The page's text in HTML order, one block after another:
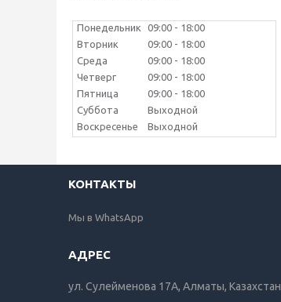
Понедельник 09:00
18:00
Вторник
09:00
18:00
Среда
09:00
18:00
Четверг
09:00
18:00
Пятница
09:00
18:00
Суббота
Выходной
Воскресенье
Выходной
КОНТАКТЫ
Мы в WhatsApp
ул. Сулейменова 17А, Алматы, Казахстан